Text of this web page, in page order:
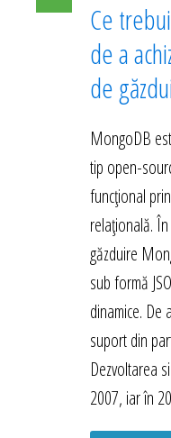
Ce
de a
de
MongoDB
tip open-
funcțional
relațională.
găzduire
sub formă
dinamice. De
suport din
Dezvoltarea
2007, iar în